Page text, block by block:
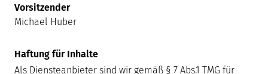
Vorsitzender
Michael Huber
Haftung für Inhalte
Als Diensteanbieter sind wir gemäß § 7 Abs.1 TMG für